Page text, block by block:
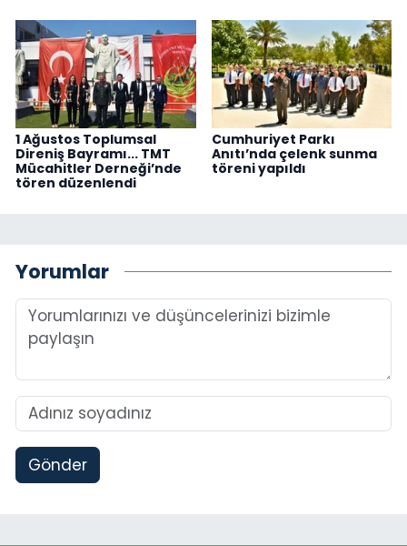
1 Ağustos Toplumsal
Direniş Bayramı... TMT
Mücahitler Derneği’nde
tören düzenlendi
Cumhuriyet Parkı
Anıtı’nda çelenk sunma
töreni yapıldı
Yorumlar
Gönder